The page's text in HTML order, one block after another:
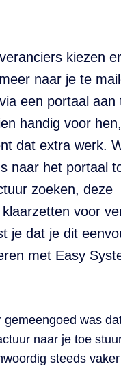
kiezen
naar je te
een portaal aan
handig voor
dat extra werk.
naar het portaal
zoeken, deze
voor
je dat je dit
met Easy
gemeengoed was
naar je toe
steeds